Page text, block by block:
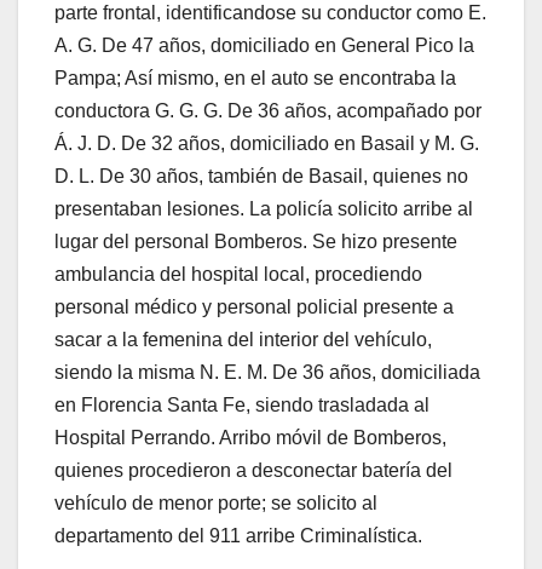
parte frontal, identificandose su conductor como E.
A. G. De 47 años, domiciliado en General Pico la
Pampa; Así mismo, en el auto se encontraba la
conductora G. G. G. De 36 años, acompañado por
Á. J. D. De 32 años, domiciliado en Basail y M. G.
D. L. De 30 años, también de Basail, quienes no
presentaban lesiones. La policía solicito arribe al
lugar del personal Bomberos. Se hizo presente
ambulancia del hospital local, procediendo
personal médico y personal policial presente a
sacar a la femenina del interior del vehículo,
siendo la misma N. E. M. De 36 años, domiciliada
en Florencia Santa Fe, siendo trasladada al
Hospital Perrando. Arribo móvil de Bomberos,
quienes procedieron a desconectar batería del
vehículo de menor porte; se solicito al
departamento del 911 arribe Criminalística.